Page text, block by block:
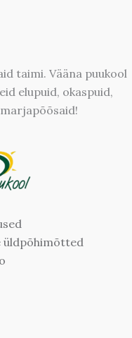
taimi. Vääna puukool
elupuid, okaspuid,
üldpõhimõtted